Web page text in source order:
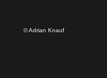
© Adrian Knauf